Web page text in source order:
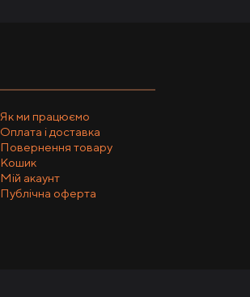
Як ми працюємо
Оплата і доставка
Повернення товару
Кошик
Мій акаунт
Публічна оферта